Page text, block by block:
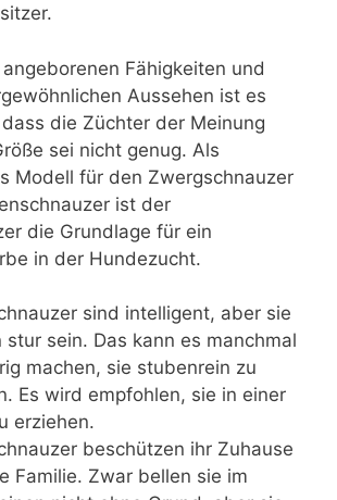
Fähigkeiten und
Aussehen ist es
die Züchter der Meinung
sei nicht genug. Als
Modell für den Zwergschnauzer
ist der
die Grundlage für ein
in der Hundezucht.
sind intelligent, aber sie
stur sein. Das kann es manchmal
machen, sie stubenrein zu
Es wird empfohlen, sie in einer
erziehen.
beschützen ihr Zuhause
Familie. Zwar bellen sie im